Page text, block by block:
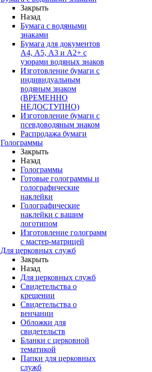
Закрыть
Назад
Бумага с водяными
знаками
Бумага для документов
А4, А5, А3 и А2+ с
узорами водяных знаков
Изготовление бумаги с
индивидуальным
водяным знаком
(ВРЕМЕННО
НЕДОСТУПНО)
Изготовление бумаги с
псевдоводяным знаком
Распродажа бумаги
Голограммы
Закрыть
Назад
Голограммы
Готовые голограммы и
голографические
наклейки
Голографические
наклейки с вашим
логотипом
Изготовление голограмм
с мастер-матрицей
Для церковных служб
Закрыть
Назад
Для церковных служб
Свидетельства о
крещении
Свидетельства о
венчании
Обложки для
свидетельств
Бланки с церковной
тематикой
Папки для церковных
служб